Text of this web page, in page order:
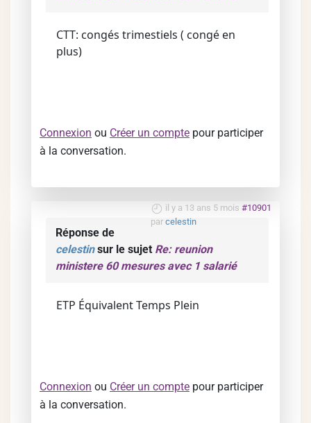
CTT: congés trimestiels ( congé en
plus)
Connexion ou Créer un compte pour participer
à la conversation.
il y a 13 ans 5 mois #10901
par celestin
Réponse de
celestinsur le sujet Re: reunion
ministere 60 mesures avec 1 salarié
ETP Équivalent Temps Plein
Connexion ou Créer un compte pour participer
à la conversation.